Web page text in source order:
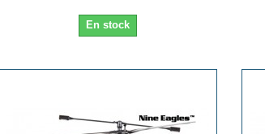
En stock